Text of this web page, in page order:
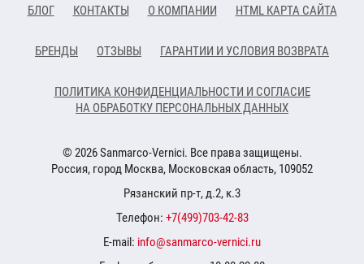
БЛОГ КОНТАКТЫ О КОМПАНИИ HTML КАРТА САЙТА
БРЕНДЫ ОТЗЫВЫ ГАРАНТИИ И УСЛОВИЯ ВОЗВРАТА
ПОЛИТИКА КОНФИДЕНЦИАЛЬНОСТИ И СОГЛАСИЕ
НА ОБРАБОТКУ ПЕРСОНАЛЬНЫХ ДАННЫХ
© 2026 Sanmarco-Vernici. Все права защищены.
Россия, город Москва, Московская область, 109052
Рязанский пр-т, д.2, к.3
Телефон: +7(499)703-42-83
E-mail: info@sanmarco-vernici.ru